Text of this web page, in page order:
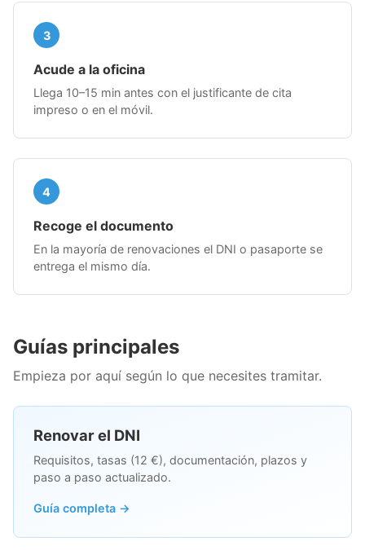
3
Acude a la oficina
Llega 10–15 min antes con el justificante de cita
impreso o en el móvil.
4
Recoge el documento
En la mayoría de renovaciones el DNI o pasaporte se
entrega el mismo día.
Guías principales
Empieza por aquí según lo que necesites tramitar.
Renovar el DNI
Requisitos, tasas (12 €), documentación, plazos y
paso a paso actualizado.
Guía completa →